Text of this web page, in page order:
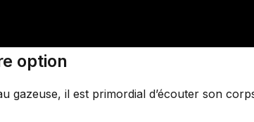
option
gazeuse, il est primordial d’écouter son